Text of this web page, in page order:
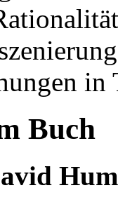
in
Buch